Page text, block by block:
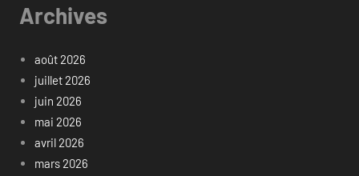
Archives
août 2026
juillet 2026
juin 2026
mai 2026
avril 2026
mars 2026